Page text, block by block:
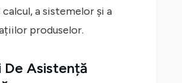
a sistemelor și a
produselor.
De Asistență